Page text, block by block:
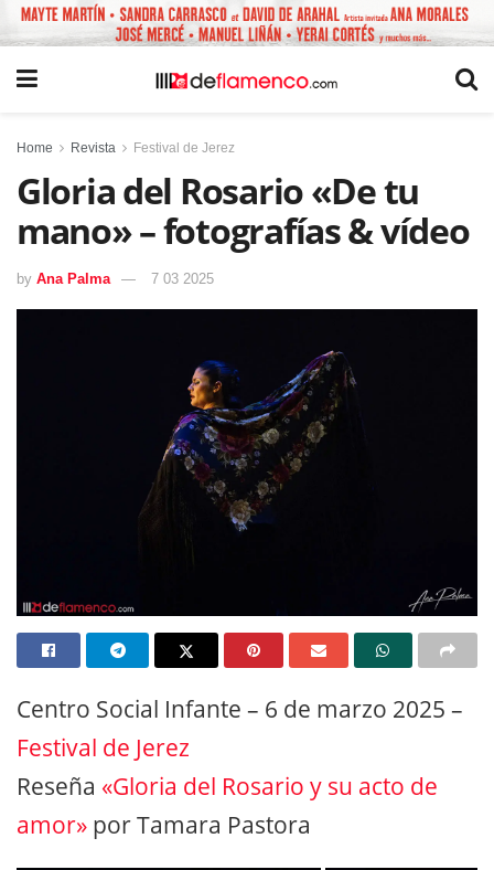
Home Revista Festival de Jerez
Gloria del Rosario «De tu
mano» – fotografías & vídeo
by Ana Palma 7 03 2025
Centro Social Infante – 6 de marzo 2025 –
Festival de Jerez
Reseña «Gloria del Rosario y su acto de
amor» por Tamara Pastora